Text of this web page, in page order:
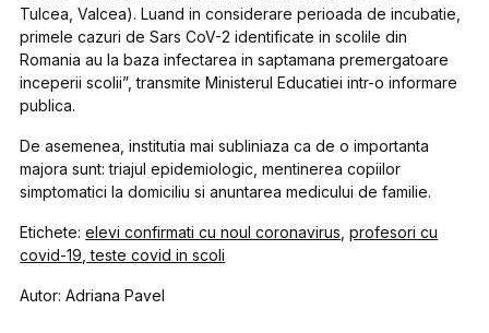
Tulcea, Valcea). Luand in considerare perioada de incubatie,
primele cazuri de Sars CoV-2 identificate in scolile din
Romania au la baza infectarea in saptamana premergatoare
inceperii scolii”, transmite Ministerul Educatiei intr-o informare
publica.
De asemenea, institutia mai subliniaza ca de o importanta
majora sunt: triajul epidemiologic, mentinerea copiilor
simptomatici la domiciliu si anuntarea medicului de familie.
Etichete:elevi confirmati cu noul coronavirus ,profesori cu
covid-19 teste covid in scoli
Autor: Adriana Pavel